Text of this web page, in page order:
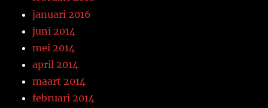
januari 2016
juni 2014
mei 2014
april 2014
maart 2014
februari 2014